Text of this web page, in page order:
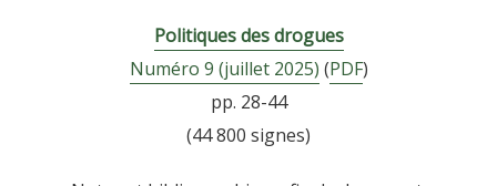
Politiques des drogues
Numéro 9 (juillet 2025) (PDF)
pp. 28-44
(44 800 signes)